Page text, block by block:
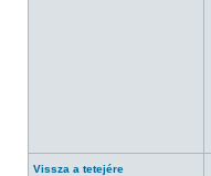
Vissza a tetejére